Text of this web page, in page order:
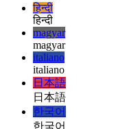
עברית
עברית
हिन्दी
हिन्दी
magyar
magyar
italiano
italiano
日本語
日本語